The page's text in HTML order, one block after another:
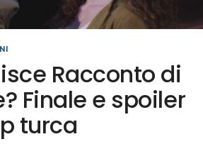
Racconto di
Finale e spoiler
turca